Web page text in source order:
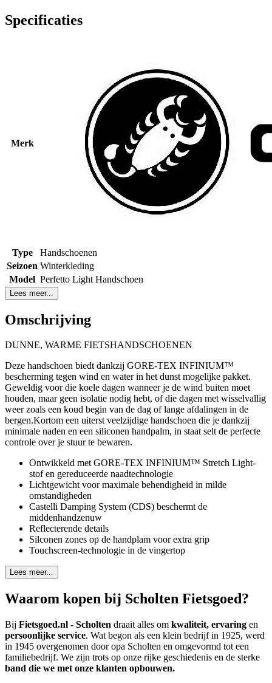
Specificaties
Merk
Type
Handschoenen
Seizoen Winterkleding
Model Perfetto Light Handschoen
Lees meer...
Omschrijving
DUNNE, WARME FIETSHANDSCHOENEN
Deze handschoen biedt dankzij GORE-TEX INFINIUM™
bescherming tegen wind en water in het dunst mogelijke pakket.
Geweldig voor die koele dagen wanneer je de wind buiten moet
houden, maar geen isolatie nodig hebt, of die dagen met wisselvallig
weer zoals een koud begin van de dag of lange afdalingen in de
bergen.Kortom een uiterst veelzijdige handschoen die je dankzij
minimale naden en een siliconen handpalm, in staat selt de perfecte
controle over je stuur te bewaren.
Ontwikkeld met GORE-TEX INFINIUM™ Stretch Light-
stof en gereduceerde naadtechnologie
Lichtgewicht voor maximale behendigheid in milde
omstandigheden
Castelli Damping System (CDS) beschermt de
middenhandzenuw
Reflecterende details
Silconen zones op de handplam voor extra grip
Touchscreen-technologie in de vingertop
Lees meer...
Waarom kopen bij Scholten Fietsgoed?
Bij Fietsgoed.nl - Scholten draait alles om kwaliteit, ervaring en
persoonlijke service. Wat begon als een klein bedrijf in 1925, werd
in 1945 overgenomen door opa Scholten en omgevormd tot een
familiebedrijf. We zijn trots op onze rijke geschiedenis en de sterke
band die we met onze klanten opbouwen.